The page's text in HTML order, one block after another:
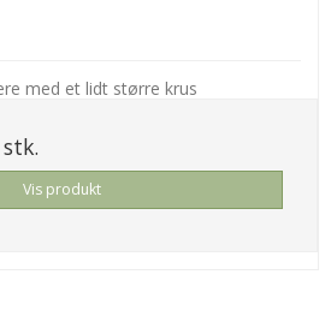
med et lidt større krus
Vis produkt